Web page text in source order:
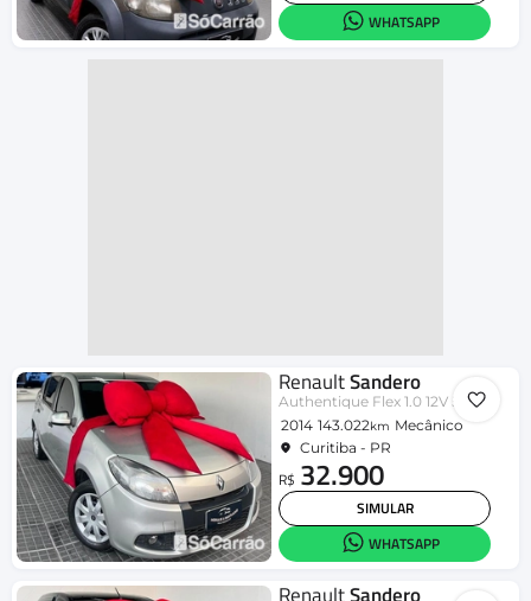
WHATSAPP
RenaultSandero
Authentique Flex 1.0 12V 5p
2014 143.022km Mecânico
Curitiba - PR
R$ 32.900
SIMULAR
WHATSAPP